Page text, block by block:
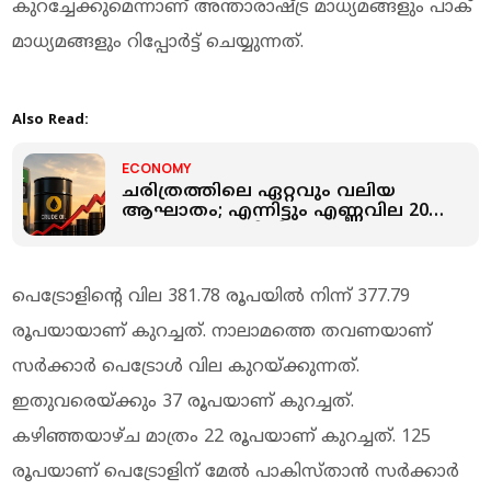
കുറച്ചേക്കുമെന്നാണ് അന്താരാഷ്ട്ര മാധ്യമങ്ങളും പാക്
മാധ്യമങ്ങളും റിപ്പോർട്ട് ചെയ്യുന്നത്.
Also Read:
ECONOMY
ചരിത്രത്തിലെ ഏറ്റവും വലിയ
ആഘാതം; എന്നിട്ടും എണ്ണവില 200
പെട്രോളിന്റെ വില 381.78 രൂപയിൽ നിന്ന് 377.79
രൂപയായാണ് കുറച്ചത്. നാലാമത്തെ തവണയാണ്
സർക്കാർ പെട്രോൾ വില കുറയ്ക്കുന്നത്.
ഇതുവരെയ്ക്കും 37 രൂപയാണ് കുറച്ചത്.
കഴിഞ്ഞയാഴ്ച മാത്രം 22 രൂപയാണ് കുറച്ചത്. 125
രൂപയാണ് പെട്രോളിന് മേൽ പാകിസ്താൻ സർക്കാർ